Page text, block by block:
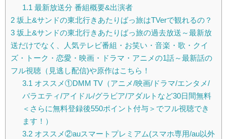
1.1 最新放送分 番組概要&出演者
2 坂上&サンドの東北行きあたりばっ旅はTVerで観れるの？
3 坂上&サンドの東北行きあたりばっ旅の過去放送～最新放
送だけでなく、人気テレビ番組・お笑い・音楽・歌・クイ
ズ・トーク・恋愛・映画・ドラマ・アニメの1話～最新話の
フル視聴（見逃し配信)や原作はこちら！
3.1 オススメ①DMM TV（アニメ/映画/ドラマ/エンタメ/
バラエティ/アイドル/グラビア/アダルトなど30日間無料
＜さらに無料登録後550ポイント付与＞でフル視聴でき
ます！）
3.2オススメ②auスマートプレミアム(スマホ専用/au以外